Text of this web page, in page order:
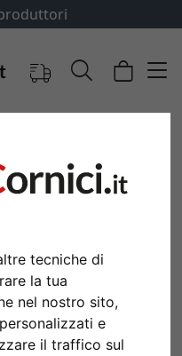
tecniche di
la tua
nel nostro sito,
e
il traffico sul